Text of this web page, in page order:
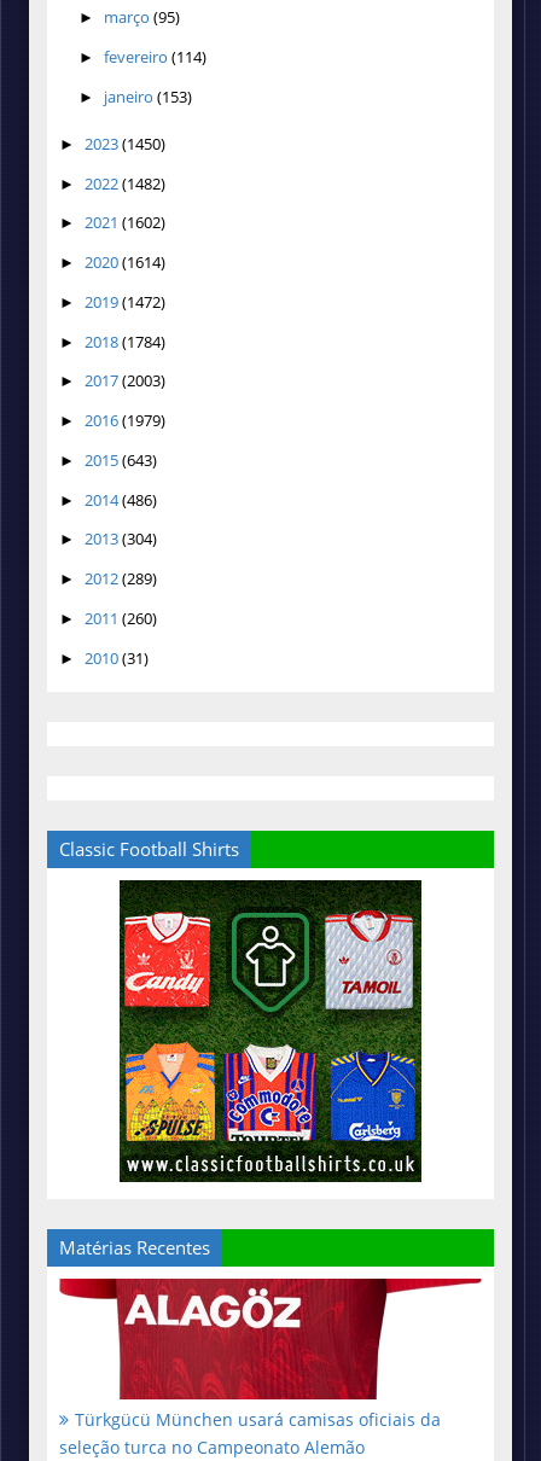
► março (95)
► fevereiro (114)
► janeiro (153)
► 2023(1450)
► 2022(1482)
► 2021 (1602)
► 2020(1614)
► 2019(1472)
► 2018(1784)
► 2017(2003)
► 2016(1979)
► 2015(643)
► 2014(486)
► 2013(304)
► 2012(289)
► 2011 (260)
► 2010(31)
Classic Football Shirts
Matérias Recentes
Türkgücü München usará camisas oficiais da
seleção turca no Campeonato Alemão